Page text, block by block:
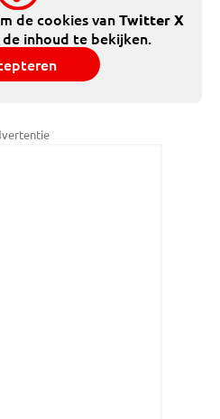
de cookies vanTwitter X
inhoud te bekijken.